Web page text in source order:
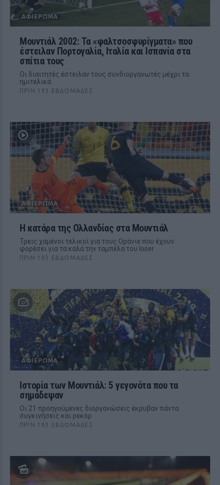
ΑΦΙΈΡΩΜΑ
Μουντιάλ 2002: Τα «φαλτσοσφυρίγματα» που
έστειλαν Πορτογαλία, Ιταλία και Ισπανία στα
σπίτια τους
Οι διαιτητές έστειλαν τους συνδιοργανωτές μέχρι τα
ημιτελικά
ΠΡΙΝ 193 ΕΒΔΟΜΆΔΕΣ
ΑΦΙΈΡΩΜΑ
Η κατάρα της Ολλανδίας στα Μουντιάλ
Τρεις χαμένοι τελικοί για τους Οράνιε που έχουν
φορέσει για τα καλά την ταμπέλα του loser
ΠΡΙΝ 193 ΕΒΔΟΜΆΔΕΣ
ΑΦΙΈΡΩΜΑ
Ιστορία των Μουντιάλ: 5 γεγονότα που τα
σημάδεψαν
Οι 21 προηγούμενες διοργανώσεις έκρυβαν πάντα
συγκινήσεις και ρεκόρ
ΠΡΙΝ 193 ΕΒΔΟΜΆΔΕΣ